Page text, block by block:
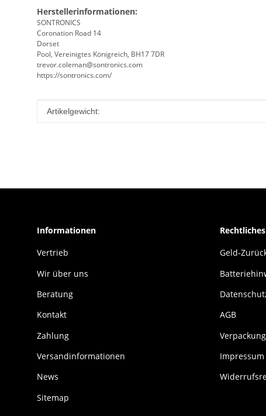
Herstellerinformationen:
SONTRONICS
Coronation Road 14
Dorset
Pool, Vereinigtes Königreich, BH17 7DR
trevor.coleman@sontronics.com
https://sontronics.com/
Produkteigenschaft
Wert
Artikelgewicht:
Informationen
Vertrieb
Wir über uns
Beratung
Kontakt
Zahlung
Versandinformationen
News
Sitemap
Rechtliches
Geld-
AGB
Impressum